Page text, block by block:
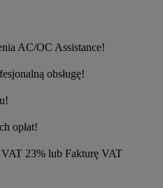
AC/OC Assistance!
obsługę!
opłat!
23% lub Fakturę VAT